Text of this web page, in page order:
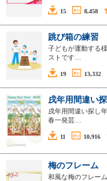
15 8,458
跳び箱の練習
子どもが運動する
ストです…
19 13,332
戌年用間違い
戌年用間違い探し
春一発芸…
11 10,916
梅のフレーム
和風な梅のフレー